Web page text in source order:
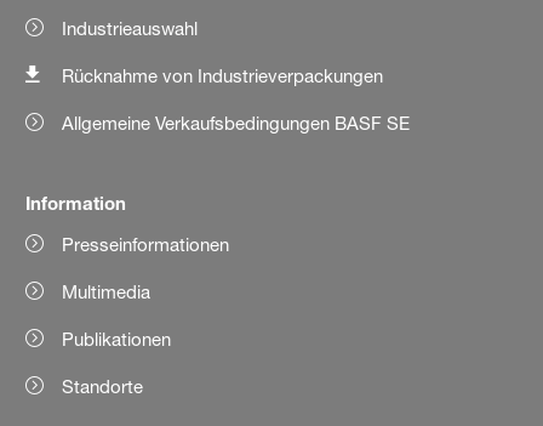
Industrieauswahl
Rücknahme von Industrieverpackungen
Allgemeine Verkaufsbedingungen BASF SE
Information
Presseinformationen
Multimedia
Publikationen
Standorte